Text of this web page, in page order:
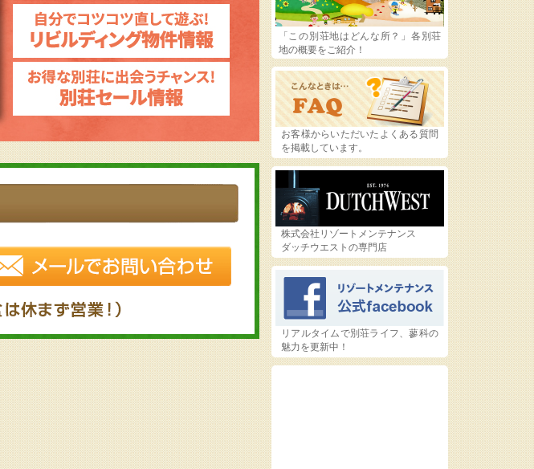
「この別荘地はどんな所？」各別荘
地の概要をご紹介！
お客様からいただいたよくある質問
を掲載しています。
株式会社リゾートメンテナンス
ダッチウエストの専門店
リアルタイムで別荘ライフ、蓼科の
魅力を更新中！